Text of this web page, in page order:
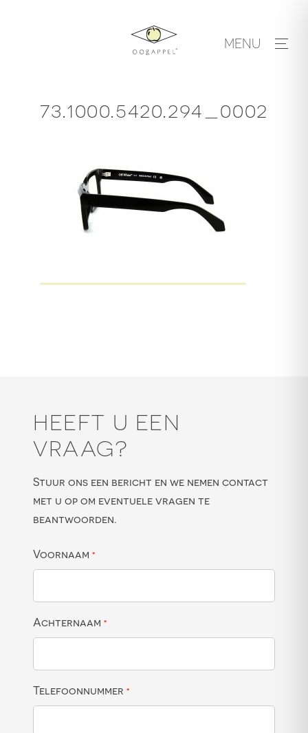
MENU
73.1000.5420.294_0002
HEEFT U EEN
VRAAG?
Stuur ons een bericht en we nemen contact
met u op om eventuele vragen te
beantwoorden.
Voornaam *
Achternaam *
Telefoonnummer *